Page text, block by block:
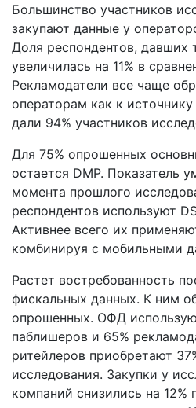
Большинство участников
закупают данные у
Доля респондентов, давших
увеличилась на 11% в
Рекламодатели все чаще
операторам как к
дали 94% участников
Для 75% опрошенных
остается DMP. Показатель
момента прошлого
респондентов используют
Активнее всего их
комбинируя с мобильными
Растет востребованность
фискальных данных. К ним
опрошенных. ОФД
паблишеров и 65%
ритейлеров приобретают
исследования. Закупки у
компаний снизились на 12%